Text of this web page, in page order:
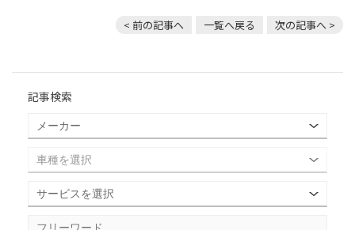
< 前の記事へ 一覧へ戻る 次の記事へ >
記事検索